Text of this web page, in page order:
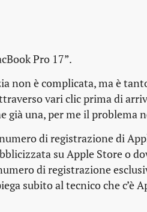
Pro 17”.
non è complicata, ma è
vari clic prima di
una, per me il problema
di registrazione di
su Apple Store o
di registrazione
subito al tecnico che c’è